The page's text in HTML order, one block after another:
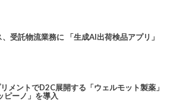
受託物流業務に 「生成AI出荷検品アプリ」
メントでD2C展開する「ウェルモット製薬」
ピーノ」を導入